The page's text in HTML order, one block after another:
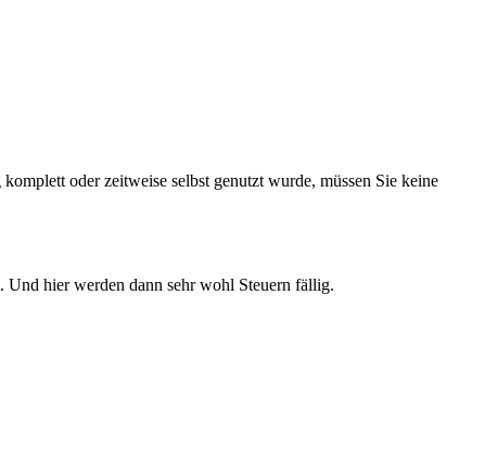
oder zeitweise selbst genutzt wurde, müssen Sie keine
hier werden dann sehr wohl Steuern fällig.